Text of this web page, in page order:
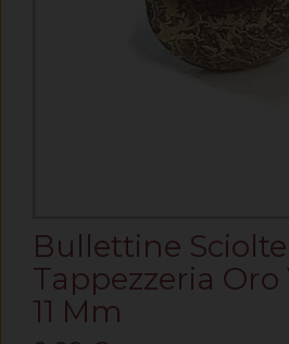
Bullettine
Tappezzeria
11 Mm